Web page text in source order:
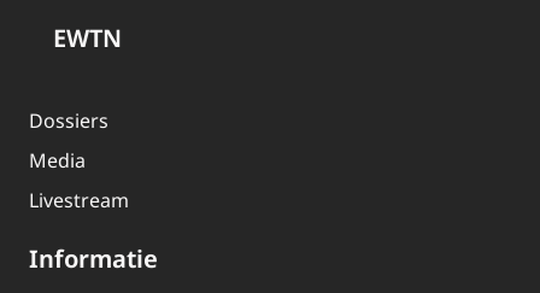
EWTN
Dossiers
Media
Livestream
Informatie